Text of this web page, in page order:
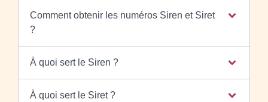
Comment obtenir les numéros Siren et Siret
?
À quoi sert le Siren ?
À quoi sert le Siret ?